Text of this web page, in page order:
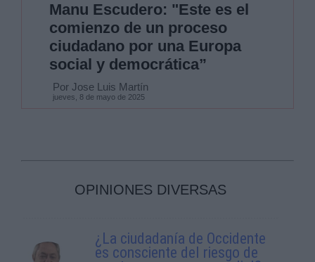
Manu Escudero: "Este es el
comienzo de un proceso
ciudadano por una Europa
social y democrática”
Por Jose Luis Martín
jueves, 8 de mayo de 2025
OPINIONES DIVERSAS
¿La ciudadanía de Occidente
es consciente del riesgo de